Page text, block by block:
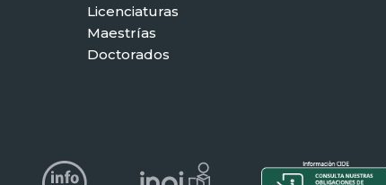
Licenciaturas
Maestrías
Doctorados